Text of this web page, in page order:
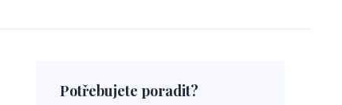
Potřebujete poradit?